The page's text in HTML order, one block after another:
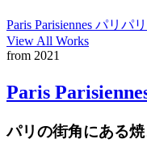
Paris Parisiennes パリパ
View All Works
from 2021
Paris
パリの街角にある焼